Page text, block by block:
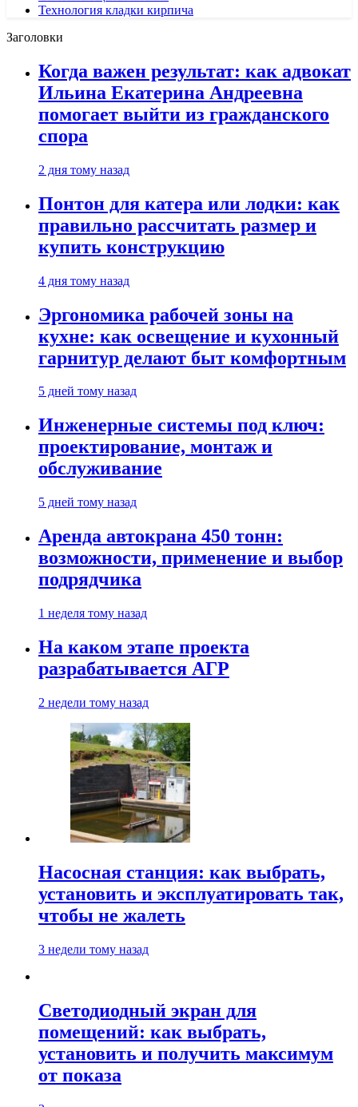
Технология кладки кирпича
Заголовки
Когда важен результат: как адвокат
Ильина Екатерина Андреевна
помогает выйти из гражданского
спора
2 дня тому назад
Понтон для катера или лодки: как
правильно рассчитать размер и
купить конструкцию
4 дня тому назад
Эргономика рабочей зоны на
кухне: как освещение и кухонный
гарнитур делают быт комфортным
5 дней тому назад
Инженерные системы под ключ:
проектирование, монтаж и
обслуживание
5 дней тому назад
Аренда автокрана 450 тонн:
возможности, применение и выбор
подрядчика
1 неделя тому назад
На каком этапе проекта
разрабатывается АГР
2 недели тому назад
Насосная станция: как выбрать,
установить и эксплуатировать так,
чтобы не жалеть
3 недели тому назад
Светодиодный экран для
помещений: как выбрать,
установить и получить максимум
от показа